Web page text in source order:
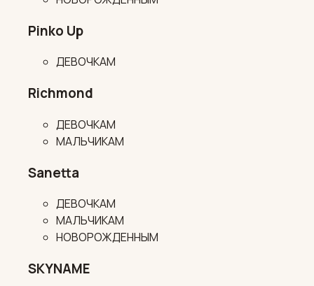
Pinko Up
ДЕВОЧКАМ
Richmond
ДЕВОЧКАМ
МАЛЬЧИКАМ
Sanetta
ДЕВОЧКАМ
МАЛЬЧИКАМ
НОВОРОЖДЕННЫМ
SKYNAME